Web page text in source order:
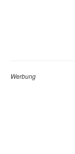
Werbung